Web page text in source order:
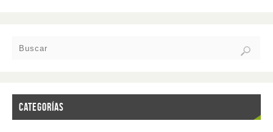
CATEGORÍAS